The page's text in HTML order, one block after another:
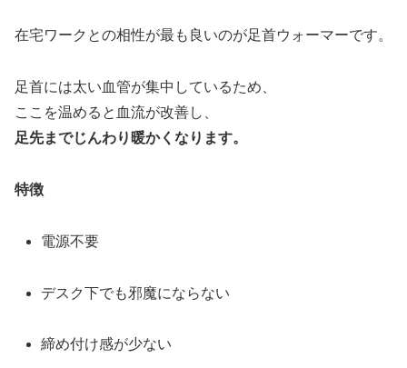
在宅ワークとの相性が最も良いのが足首ウォーマーです。
足首には太い血管が集中しているため、
ここを温めると血流が改善し、
足先までじんわり暖かくなります。
特徴
電源不要
デスク下でも邪魔にならない
締め付け感が少ない